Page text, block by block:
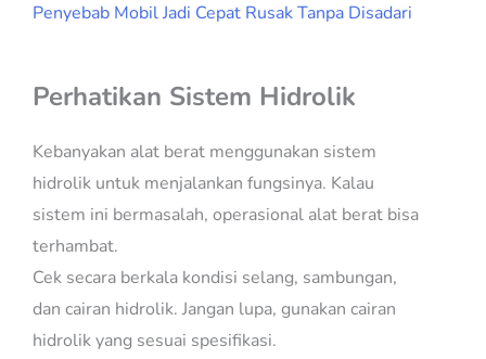
Penyebab Mobil Jadi Cepat Rusak Tanpa Disadari
Perhatikan Sistem Hidrolik
Kebanyakan alat berat menggunakan sistem
hidrolik untuk menjalankan fungsinya. Kalau
sistem ini bermasalah, operasional alat berat bisa
terhambat.
Cek secara berkala kondisi selang, sambungan,
dan cairan hidrolik. Jangan lupa, gunakan cairan
hidrolik yang sesuai spesifikasi.